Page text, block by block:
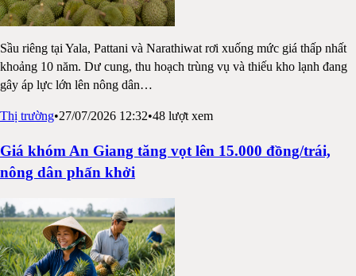
Sầu riêng tại Yala, Pattani và Narathiwat rơi xuống mức giá thấp nhất
khoảng 10 năm. Dư cung, thu hoạch trùng vụ và thiếu kho lạnh đang
gây áp lực lớn lên nông dân…
Thị trường•27/07/2026 12:32•48 lượt xem
Giá khóm An Giang tăng vọt lên 15.000 đồng/trái,
nông dân phấn khởi